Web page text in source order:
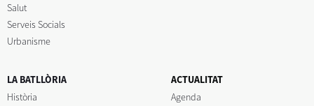
Salut
Serveis Socials
Urbanisme
LA BATLLÒRIA
Història
ACTUALITAT
Agenda